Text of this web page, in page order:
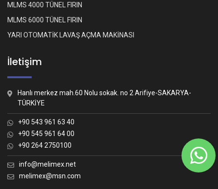
MLMS 4000 TÜNEL FIRIN
MLMS 6000 TÜNEL FIRIN
YARI OTOMATİK LAVAŞ AÇMA MAKİNASI
İletişim
Hanlı merkez mah.60 Nolu sokak. no 2 Arifiye-SAKARYA-
TÜRKİYE
+90 543 961 63 40
+90 545 961 64 00
+90 264 2750100
info@melimex.net
melimex@msn.com
Nasıl yardımcı olabiliriz?